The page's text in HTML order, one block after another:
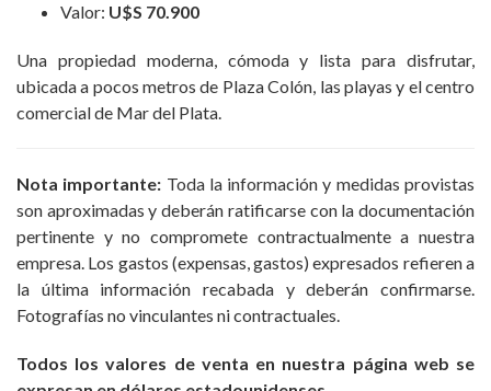
Valor: U$S 70.900
Una propiedad moderna, cómoda y lista para disfrutar,
ubicada a pocos metros de Plaza Colón, las playas y el centro
comercial de Mar del Plata.
Nota importante: Toda la información y medidas provistas
son aproximadas y deberán ratificarse con la documentación
pertinente y no compromete contractualmente a nuestra
empresa. Los gastos (expensas, gastos) expresados refieren a
la última información recabada y deberán confirmarse.
Fotografías no vinculantes ni contractuales.
Todos los valores de venta en nuestra página web se